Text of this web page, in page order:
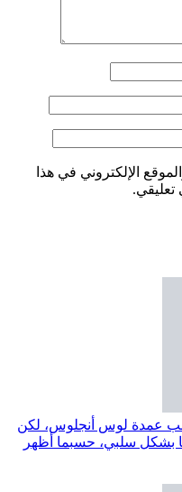
الإلكتروني في هذا
تعليقي.
عمدة لوس أنجلوس، لكن
بشكل سلبي، حسبما أظهر